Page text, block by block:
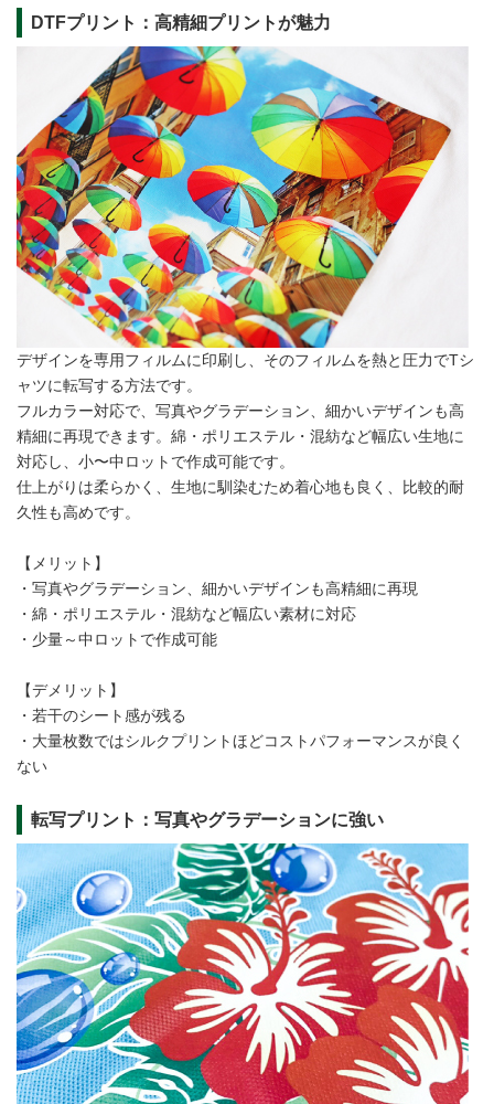
DTFプリント：高精細プリントが魅力
デザインを専用フィルムに印刷し、そのフィルムを熱と圧力でTシ
ャツに転写する方法です。
フルカラー対応で、写真やグラデーション、細かいデザインも高
精細に再現できます。綿・ポリエステル・混紡など幅広い生地に
対応し、小〜中ロットで作成可能です。
仕上がりは柔らかく、生地に馴染むため着心地も良く、比較的耐
久性も高めです。
【メリット】
・写真やグラデーション、細かいデザインも高精細に再現
・綿・ポリエステル・混紡など幅広い素材に対応
・少量～中ロットで作成可能
【デメリット】
・若干のシート感が残る
・大量枚数ではシルクプリントほどコストパフォーマンスが良く
ない
転写プリント：写真やグラデーションに強い